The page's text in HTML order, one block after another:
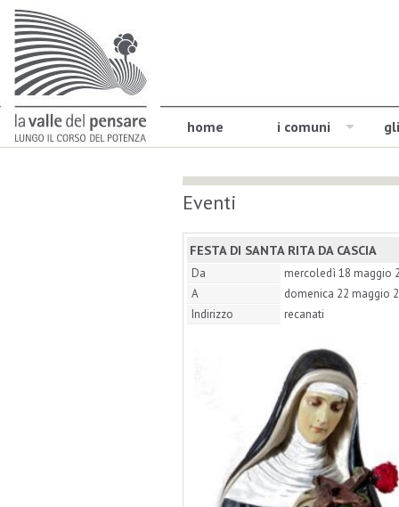
home i comuni
Eventi
FESTA DI SANTA RITA DA CASCIA
Da
mercoledì 18 maggio
A
domenica 22 maggio
Indirizzo
recanati